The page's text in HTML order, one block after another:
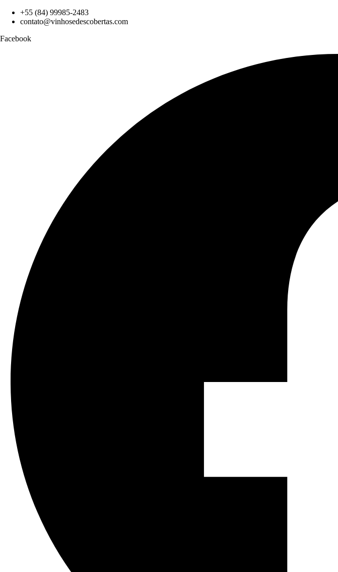
+55 (84) 99985-2483
contato@vinhosedescobertas.com
Facebook